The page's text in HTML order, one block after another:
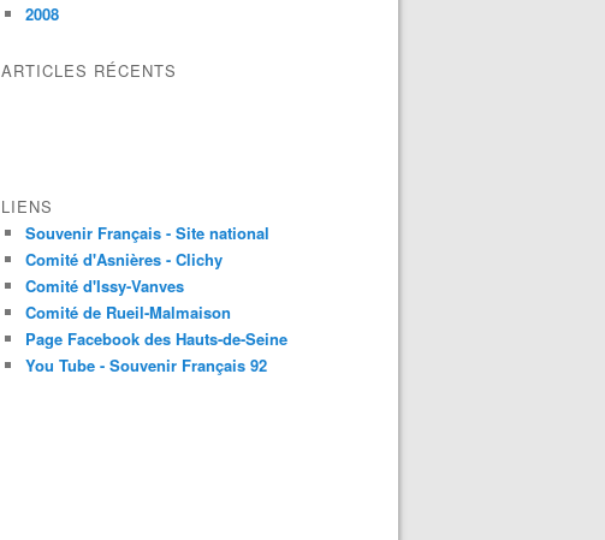
2008
ARTICLES RÉCENTS
LIENS
Souvenir Français - Site national
Comité d'Asnières - Clichy
Comité d'Issy-Vanves
Comité de Rueil-Malmaison
Page Facebook des Hauts-de-Seine
You Tube - Souvenir Français 92